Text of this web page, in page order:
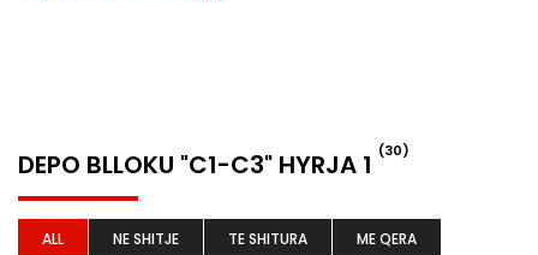
DEPO BLLOKU "C1-C3" HYRJA 1 (30)
ALL NE SHITJE TE SHITURA ME QERA